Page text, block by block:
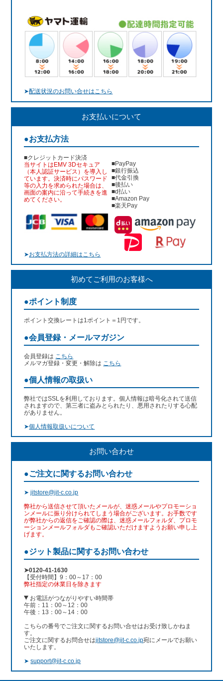
➤配送状況のお問い合せはこちら
お支払いについて
●お支払方法
■クレジットカード決済
当サイトはEMV 3Dセキュア
（本人認証サービス）を導入し
ています。決済時にパスワード
等の入力を求められた場合は、
画面の案内に沿って手続きを進
めてください。
■PayPay
■銀行振込
■代金引換
■後払い
■d払い
■Amazon Pay
■楽天Pay
➤お支払方法の詳細はこちら
初めてご利用のお客様へ
●ポイント制度
ポイント交換レートは1ポイント＝1円です。
●会員登録・メールマガジン
会員登録は こちら
メルマガ登録・変更・解除は こちら
●個人情報の取扱い
弊社ではSSLを利用しております。個人情報は暗号化されて送信
されますので、第三者に盗みとられたり、悪用されたりする心配
がありません。
➤個人情報取扱いについて
お問い合わせ
●ご注文に関するお問い合わせ
➤jitstore@jit-c.co.jp
弊社から送信させて頂いたメールが、迷惑メールやプロモーショ
ンメールに振り分けられてしまう場合がございます。お手数です
が弊社からの返信をご確認の際は、迷惑メールフォルダ、プロモ
ーションメールフォルダもご確認いただけますようお願い申し上
げます。
●ジット製品に関するお問い合わせ
➤0120-41-1630
【受付時間】9：00～17：00
弊社指定の休業日を除きます
お電話がつながりやすい時間帯
午前：11：00～12：00
午後：13：00～14：00
こちらの番号でご注文に関するお問い合せはお受け致しかねま
す。
ご注文に関するお問合せはjitstore@jit-c.co.jp宛にメールでお願い
いたします。
➤support@jit-c.co.jp